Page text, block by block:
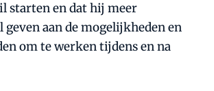
starten en dat hij meer
aan de mogelijkheden en
om te werken tijdens en na